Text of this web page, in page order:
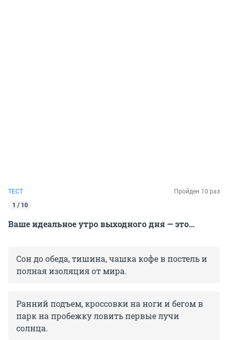
ТЕСТ
Пройден 10 раз
1 / 10
Ваше идеальное утро выходного дня — это…
Сон до обеда, тишина, чашка кофе в постель и
полная изоляция от мира.
Ранний подъем, кроссовки на ноги и бегом в
парк на пробежку ловить первые лучи
солнца.